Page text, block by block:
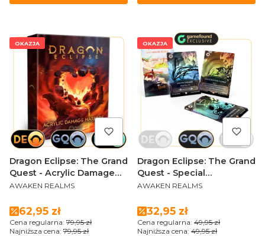
OKAZJA
Dragon Eclipse: The Grand
Quest - Acrylic Damage
markers
PRODUCENT
AWAKEN REALMS
Cena promocyjna
62,95 zł
Cena regularna: 79,95 zł
Najniższa cena: 79,95 zł
OKAZJA
Dragon Eclipse: The Grand
Quest - Special
alternative cards created
PRODUCENT
AWAKEN REALMS
Cena promocyjna
32,95 zł
Cena regularna: 49,95 zł
Najniższa cena: 49,95 zł